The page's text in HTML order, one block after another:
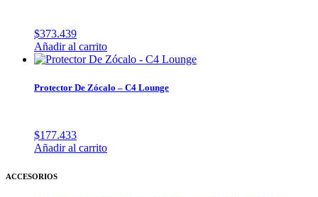
$373.439
Añadir al carrito
Protector De Zócalo – C4 Lounge
$177.433
Añadir al carrito
ACCESORIOS